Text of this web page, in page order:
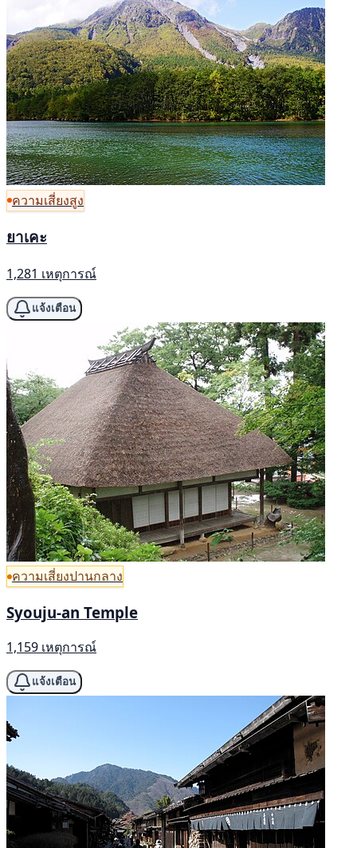
ความเสี่ยงสูง
ยาเคะ
1,281 เหตุการณ์
แจ้งเตือน
ความเสี่ยงปานกลาง
Syouju-an Temple
1,159 เหตุการณ์
แจ้งเตือน